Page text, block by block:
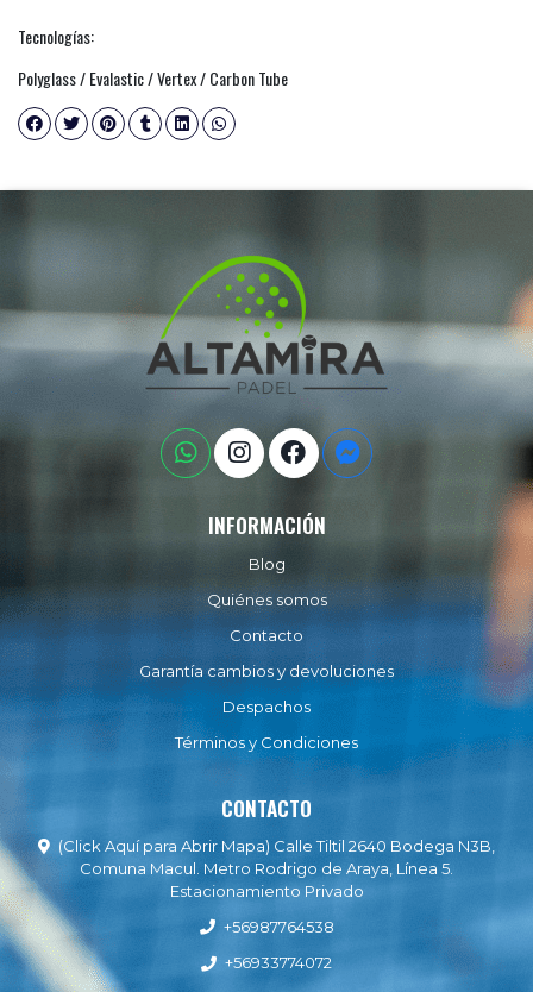
Tecnologías:
Polyglass / Evalastic / Vertex / Carbon Tube
INFORMACIÓN
Blog
Quiénes somos
Contacto
Garantía cambios y devoluciones
Despachos
Términos y Condiciones
CONTACTO
(Click Aquí para Abrir Mapa) Calle Tiltil 2640 Bodega N3B,
Comuna Macul. Metro Rodrigo de Araya, Línea 5.
Estacionamiento Privado
+56987764538
+56933774072